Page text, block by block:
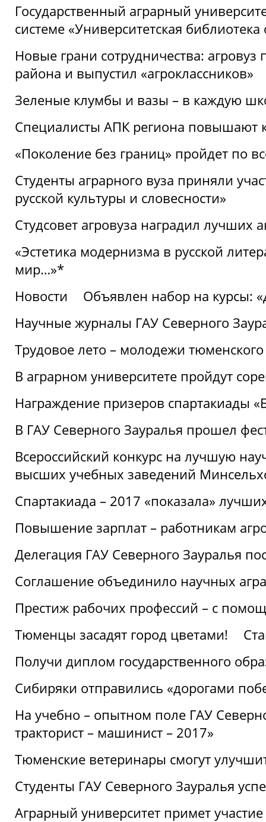
Государственный аграрный
системе «Университетская
Новые грани сотрудничества:
района и выпустил «агроклассников»
Зеленые клумбы и вазы – в каждую
Специалисты АПК региона повышают
«Поколение без границ» пройдет по
Студенты аграрного вуза приняли
русской культуры и словесности»
Студсовет агровуза наградил лучших
«Эстетика модернизма в русской
мир…»*
Новости
Объявлен набор на курсы:
Научные журналы ГАУ Северного
Трудовое лето – молодежи
В аграрном университете пройдут
Награждение призеров спартакиады
В ГАУ Северного Зауралья прошел
Всероссийский конкурс на лучшую
высших учебных заведений
Спартакиада – 2017 «показала»
Повышение зарплат – работникам
Делегация ГАУ Северного Зауралья
Соглашение объединило научных
Престиж рабочих профессий – с
Тюменцы засадят город цветами!
Получи диплом государственного
Сибиряки отправились «дорогами
На учебно – опытном поле ГАУ
тракторист – машинист – 2017»
Тюменские ветеринары смогут
Студенты ГАУ Северного Зауралья
Аграрный университет примет